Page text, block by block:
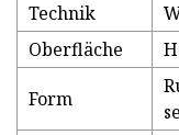
Technik
Oberfläche
Form